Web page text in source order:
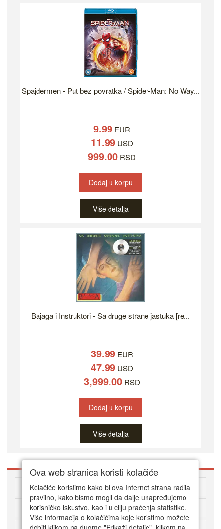
Spajdermen - Put bez povratka / Spider-Man: No Way...
9.99 EUR
11.99USD
999.00 RSD
Dodaj u korpu
Više detalja
Bajaga i Instruktori - Sa druge strane jastuka [re...
39.99EUR
47.99USD
3,999.00RSD
Dodaj u korpu
Više detalja
O DVD Zoni
Kako kupovati online
Ova web stranica koristi kolačiće
Kolačiće koristimo kako bi ova Internet strana radila
pravilno, kako bismo mogli da dalje unapređujemo
korisničko iskustvo, kao i u cilju praćenja statistike.
Više informacija o kolačićima koje koristimo možete
dobiti klikom na dugme "Prikaži detalje". klikom na